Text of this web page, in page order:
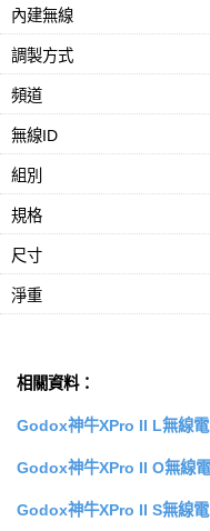
內建無線
調製方式
頻道
無線ID
組別
規格
尺寸
淨重
相關資料：
Godox神牛XPro II L無線
Godox神牛XPro II O無線
Godox神牛XPro II S無線